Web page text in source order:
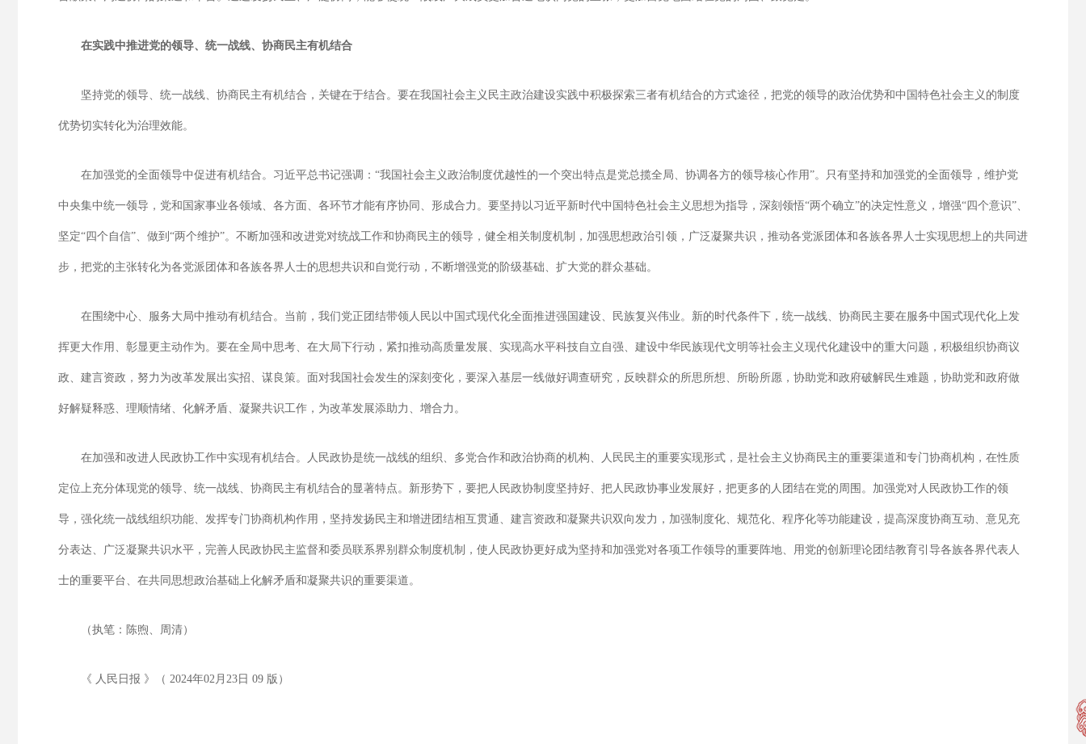
在实践中推进党的领导、统一战线、协商民主有机结合
坚持党的领导、统一战线、协商民主有机结合，关键在于结合。要在我国社会主义民主政治建设实践中积极探索三者有机结合的方式途径，把党的领导的政治优势和中国特色社会主义的制度
优势切实转化为治理效能。
在加强党的全面领导中促进有机结合。习近平总书记强调：“我国社会主义政治制度优越性的一个突出特点是党总揽全局、协调各方的领导核心作用”。只有坚持和加强党的全面领导，维护党
中央集中统一领导，党和国家事业各领域、各方面、各环节才能有序协同、形成合力。要坚持以习近平新时代中国特色社会主义思想为指导，深刻领悟“两个确立”的决定性意义，增强“四个意识”、
坚定“四个自信”、做到“两个维护”。不断加强和改进党对统战工作和协商民主的领导，健全相关制度机制，加强思想政治引领，广泛凝聚共识，推动各党派团体和各族各界人士实现思想上的共同进
步，把党的主张转化为各党派团体和各族各界人士的思想共识和自觉行动，不断增强党的阶级基础、扩大党的群众基础。
在围绕中心、服务大局中推动有机结合。当前，我们党正团结带领人民以中国式现代化全面推进强国建设、民族复兴伟业。新的时代条件下，统一战线、协商民主要在服务中国式现代化上发
挥更大作用、彰显更主动作为。要在全局中思考、在大局下行动，紧扣推动高质量发展、实现高水平科技自立自强、建设中华民族现代文明等社会主义现代化建设中的重大问题，积极组织协商议
政、建言资政，努力为改革发展出实招、谋良策。面对我国社会发生的深刻变化，要深入基层一线做好调查研究，反映群众的所思所想、所盼所愿，协助党和政府破解民生难题，协助党和政府做
好解疑释惑、理顺情绪、化解矛盾、凝聚共识工作，为改革发展添助力、增合力。
在加强和改进人民政协工作中实现有机结合。人民政协是统一战线的组织、多党合作和政治协商的机构、人民民主的重要实现形式，是社会主义协商民主的重要渠道和专门协商机构，在性质
定位上充分体现党的领导、统一战线、协商民主有机结合的显著特点。新形势下，要把人民政协制度坚持好、把人民政协事业发展好，把更多的人团结在党的周围。加强党对人民政协工作的领
导，强化统一战线组织功能、发挥专门协商机构作用，坚持发扬民主和增进团结相互贯通、建言资政和凝聚共识双向发力，加强制度化、规范化、程序化等功能建设，提高深度协商互动、意见充
分表达、广泛凝聚共识水平，完善人民政协民主监督和委员联系界别群众制度机制，使人民政协更好成为坚持和加强党对各项工作领导的重要阵地、用党的创新理论团结教育引导各族各界代表人
士的重要平台、在共同思想政治基础上化解矛盾和凝聚共识的重要渠道。
（执笔：陈煦、周清）
《 人民日报 》（ 2024年02月23日 09 版）